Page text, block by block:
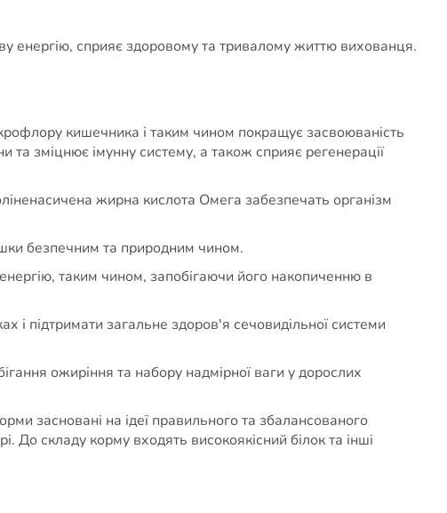
енергію, сприяє здоровому та тривалому життю вихованця.
кишечника і таким чином покращує засвоюваність
та зміцнює імунну систему, а також сприяє регенерації
жирна кислота Омега забезпечать організм
безпечним та природним чином.
таким чином, запобігаючи його накопиченню в
і підтримати загальне здоров'я сечовидільної системи
ожиріння та набору надмірної ваги у дорослих
засновані на ідеї правильного та збалансованого
До складу корму входять високоякісний білок та інші